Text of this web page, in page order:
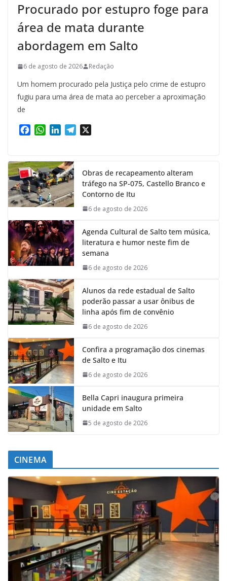
Procurado por estupro foge para
área de mata durante
abordagem em Salto
6 de agosto de 2026 Redação
Um homem procurado pela Justiça pelo crime de estupro
fugiu para uma área de mata ao perceber a aproximação
de
e
b
o
o
k
W
t
s
A
p
p
k
e
d
I
n
m
Obras de recapeamento alteram
tráfego na SP-075, Castello Branco e
Contorno de Itu
6 de agosto de 2026
Agenda Cultural de Salto tem música,
literatura e humor neste fim de
semana
6 de agosto de 2026
Alunos da rede estadual de Salto
poderão passar a usar ônibus de
linha após fim de convênio
6 de agosto de 2026
Confira a programação dos cinemas
de Salto e Itu
6 de agosto de 2026
Bella Capri inaugura primeira
unidade em Salto
5 de agosto de 2026
CINEMA